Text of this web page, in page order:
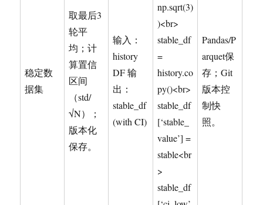
稳定数
据集
取最后3
轮平
均；计
算置信
区间
（std/
√N）；
版本化
保存。
输入：
history
DF 输
出：
stable_df
(with CI)
np.sqrt(3)
)<br>
stable_df
=
history.co
py()<br>
stable_df
[‘stable_
value’] =
stable<br
>
stable_df
Pandas/P
arquet保
存；Git
版本控
制快
照。